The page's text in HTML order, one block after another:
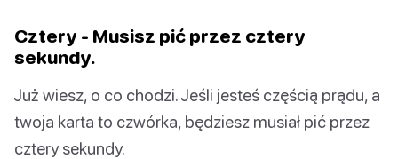
Cztery - Musisz pić przez cztery
sekundy.
Już wiesz, o co chodzi. Jeśli jesteś częścią prądu, a
twoja karta to czwórka, będziesz musiał pić przez
cztery sekundy.